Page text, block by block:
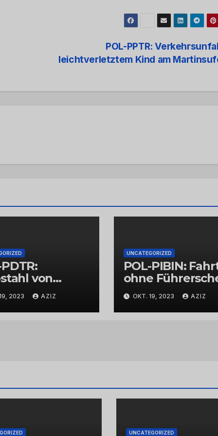
POL-PPTR:
leichtverletztem Kind am
von
2023 AZIZ
UNCATEGORIZED
POL-PIBIN:
ohne
und unter
von Drogen
OKT. 19, 2023 AZIZ
UNCATEGORIZED